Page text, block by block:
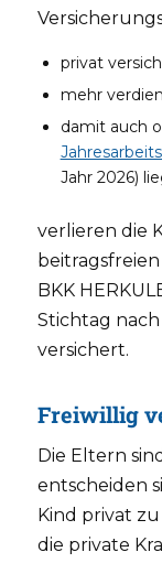
privat
mehr
damit auch
Jahr 2026)
verlieren die
BKK
Stichtag
versichert.
Freiwillig
Die Eltern
entscheiden
Kind privat
die private